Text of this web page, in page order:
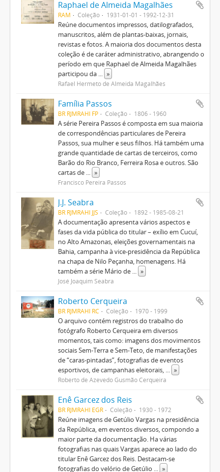
Raphael de Almeida Magalhães
RAM Coleção 1931-01-01 - 1992-12-31
Reúne documentos impressos, datilografados,
manuscritos, além de plantas-baixas, jornais,
revistas e fotos. A maioria dos documentos desta
coleção é de caráter administrativo, abrangendo o
período em que Raphael de Almeida Magalhães
participou da ... »
Rafael Hermeto de Almeida Magalhães
Família Passos
BR RJMRAHI FP Coleção 1806 - 1960
A série Pereira Passos é composta em sua maioria
de correspondências particulares de Pereira
Passos, sua mulher e seus filhos. Há também uma
grande quantidade de cartas de terceiros, como
Barão do Rio Branco, Ferreira Rosa e outros. São
cartas de ... »
Francisco Pereira Passos
J.J. Seabra
BR RJMRAHI JJS Coleção 1892 - 1985-08-21
A documentação apresenta vários aspectos e
fases da vida pública do titular – exílio em Cucuí,
no Alto Amazonas, eleições governamentais na
Bahia, campanha à vice-presidência da República
na chapa de Nilo Peçanha, homenagens. Há
também a série Mário de ... »
José Joaquim Seabra
Roberto Cerqueira
BR RJMRAHI RC Coleção 1970 - 1999
O arquivo contém registros do trabalho do
fotógrafo Roberto Cerqueira em diversos
momentos, tais como: imagens dos movimentos
sociais Sem-Terra e Sem-Teto, de manifestações
de “caras-pintadas”, fotografias de eventos
esportivos, de campanhas eleitorais, ... »
Roberto de Azevedo Gusmão Cerqueira
Enê Garcez dos Reis
BR RJMRAHI EGR Coleção 1930 - 1972
Reúne imagens de Getúlio Vargas na presidência
da República, em eventos diversos, compondo a
maior parte da documentação. Ha várias
fotografias nas quais Vargas aparece ao lado do
titular Enê Garcez dos Reis. Destacam-se
fotografias do velório de Getúlio ... »